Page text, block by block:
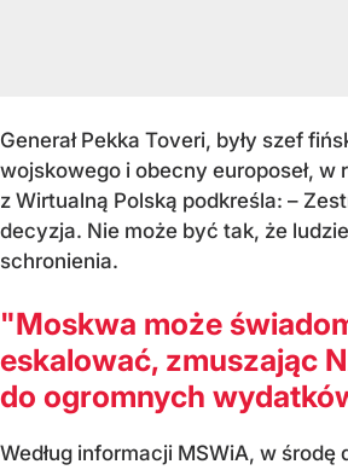
Generał Pekka Toveri, były szef
wojskowego i obecny europoseł, w
z Wirtualną Polską podkreśla: –
decyzja. Nie może być tak, że
schronienia.
"Moskwa może
eskalować, zmuszając
do ogromnych
Według informacji MSWiA, w środę